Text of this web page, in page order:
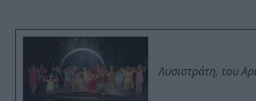
Λυσιστράτη, του